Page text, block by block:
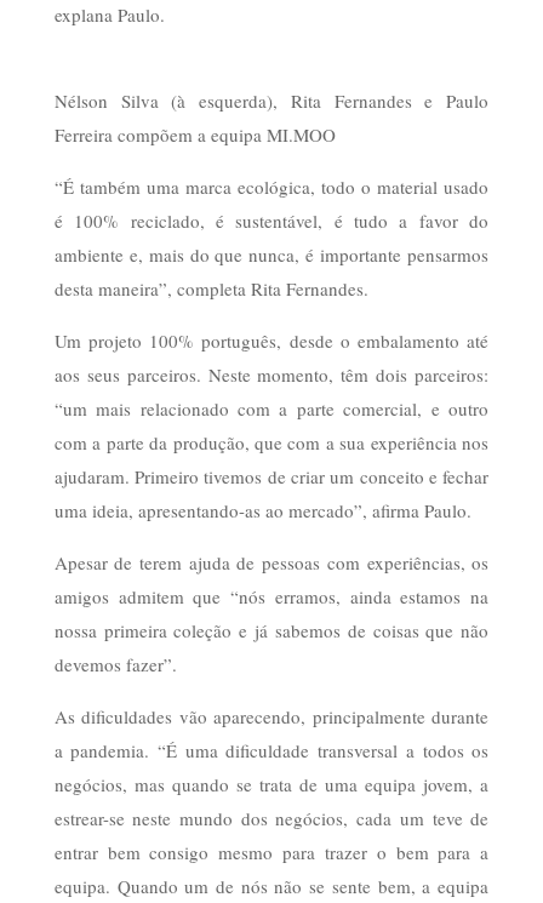
explana Paulo.
Nélson Silva (à esquerda), Rita Fernandes e Paulo
Ferreira compõem a equipa MI.MOO
“É também uma marca ecológica, todo o material usado
é 100% reciclado, é sustentável, é tudo a favor do
ambiente e, mais do que nunca, é importante pensarmos
desta maneira”, completa Rita Fernandes.
Um projeto 100% português, desde o embalamento até
aos seus parceiros. Neste momento, têm dois parceiros:
“um mais relacionado com a parte comercial, e outro
com a parte da produção, que com a sua experiência nos
ajudaram. Primeiro tivemos de criar um conceito e fechar
uma ideia, apresentando-as ao mercado”, afirma Paulo.
Apesar de terem ajuda de pessoas com experiências, os
amigos admitem que “nós erramos, ainda estamos na
nossa primeira coleção e já sabemos de coisas que não
devemos fazer”.
As dificuldades vão aparecendo, principalmente durante
a pandemia. “É uma dificuldade transversal a todos os
negócios, mas quando se trata de uma equipa jovem, a
estrear-se neste mundo dos negócios, cada um teve de
entrar bem consigo mesmo para trazer o bem para a
equipa. Quando um de nós não se sente bem, a equipa